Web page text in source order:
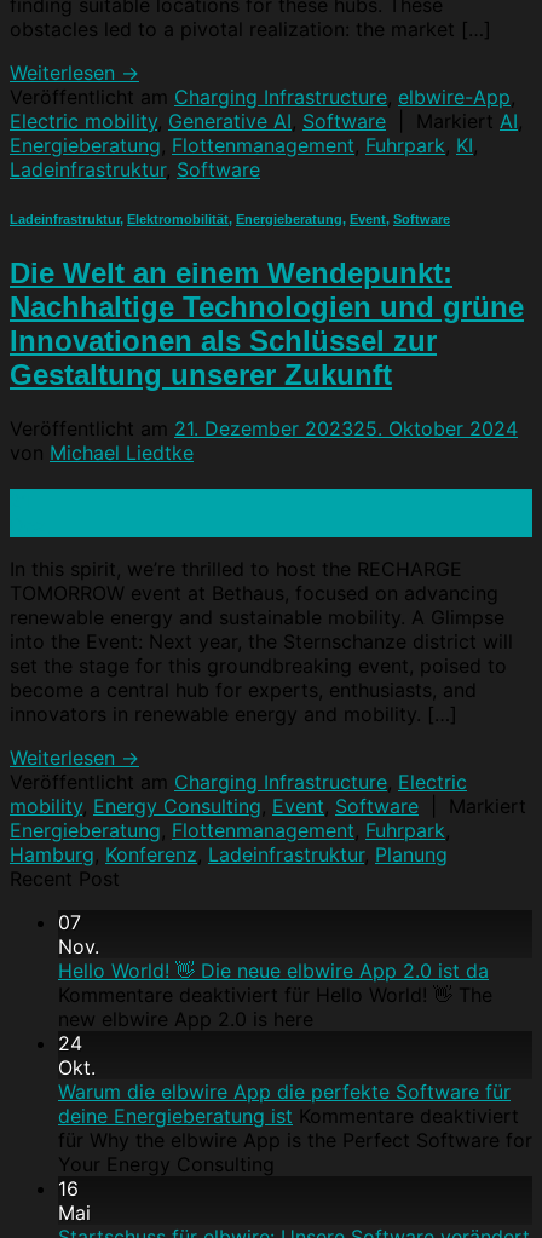
finding suitable locations for these hubs. These
obstacles led to a pivotal realization: the market […]
Weiterlesen →
Veröffentlicht am Charging Infrastructure, elbwire-App,
Electric mobility, Generative AI, Software Markiert AI,
Energieberatung, Flottenmanagement, Fuhrpark, KI,
Ladeinfrastruktur, Software
Ladeinfrastruktur, Elektromobilität, Energieberatung, Event, Software
Die Welt an einem Wendepunkt:
Nachhaltige Technologien und grüne
Innovationen als Schlüssel zur
Gestaltung unserer Zukunft
Veröffentlicht am 21. Dezember 202325. Oktober 2024
von Michael Liedtke
In this spirit, we’re thrilled to host the RECHARGE
TOMORROW event at Bethaus, focused on advancing
renewable energy and sustainable mobility. A Glimpse
into the Event: Next year, the Sternschanze district will
set the stage for this groundbreaking event, poised to
become a central hub for experts, enthusiasts, and
innovators in renewable energy and mobility. […]
Weiterlesen →
Veröffentlicht am Charging Infrastructure, Electric
mobility, Energy Consulting, Event, Software
Markiert
Energieberatung, Flottenmanagement, Fuhrpark,
Hamburg, Konferenz, Ladeinfrastruktur, Planung
Recent Post
07
Nov.
Hello World! 👋 Die neue elbwire App 2.0 ist da
Kommentare deaktiviert für Hello World! 👋 The
new elbwire App 2.0 is here
24
Okt.
Warum die elbwire App die perfekte Software für
deine Energieberatung ist Kommentare deaktiviert
für Why the elbwire App is the Perfect Software for
Your Energy Consulting
16
Mai